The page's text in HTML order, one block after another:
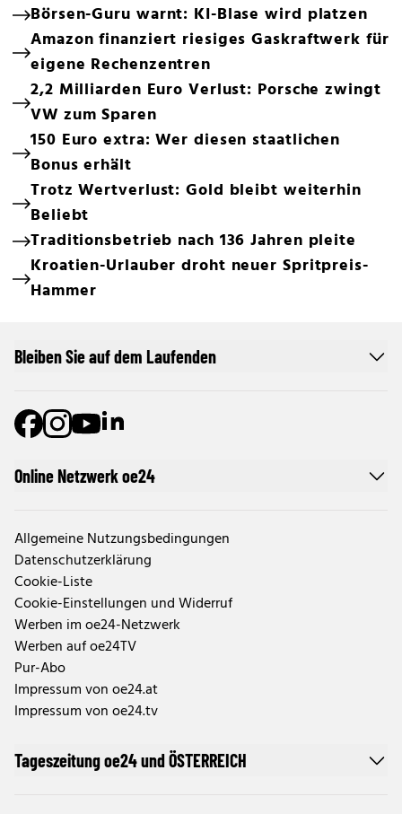
Börsen-Guru warnt: KI-Blase wird platzen
Amazon finanziert riesiges Gaskraftwerk für
eigene Rechenzentren
2,2 Milliarden Euro Verlust: Porsche zwingt
VW zum Sparen
150 Euro extra: Wer diesen staatlichen
Bonus erhält
Trotz Wertverlust: Gold bleibt weiterhin
Beliebt
Traditionsbetrieb nach 136 Jahren pleite
Kroatien-Urlauber droht neuer Spritpreis-
Hammer
Online Netzwerk oe24
Allgemeine Nutzungsbedingungen
Datenschutzerklärung
Cookie-Liste
Cookie-Einstellungen und Widerruf
Werben im oe24-Netzwerk
Werben auf oe24TV
Pur-Abo
Impressum von oe24.at
Impressum von oe24.tv
Tageszeitung oe24 und ÖSTERREICH
Bleiben Sie auf dem Laufenden